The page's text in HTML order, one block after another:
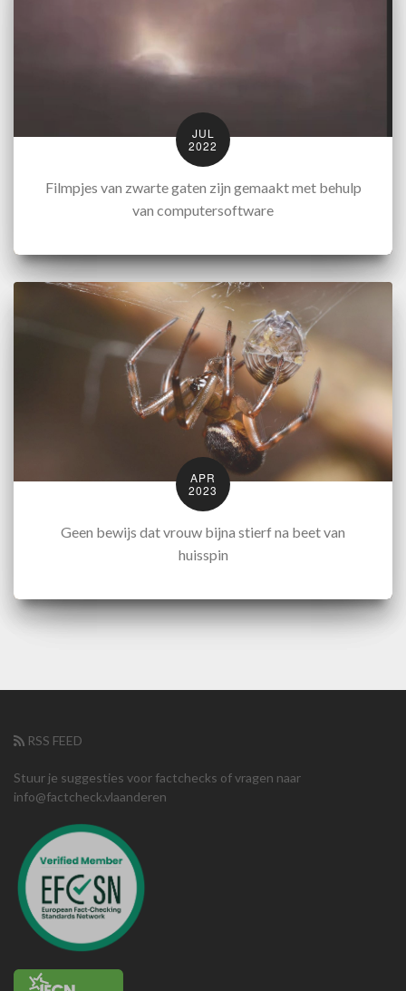
JUL
2022
Filmpjes van zwarte gaten zijn gemaakt met behulp
van computersoftware
APR
2023
Geen bewijs dat vrouw bijna stierf na beet van
huisspin
RSS FEED
Stuur je suggesties voor factchecks of vragen naar
info@factcheck.vlaanderen